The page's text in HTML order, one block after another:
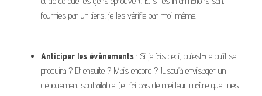
fournies par un tiers, je les vérifie par moi-même.
Anticiper les évènements : Si je fais ceci, qu’est-ce qu’il se
produira ? Et ensuite ? Mais encore ? Jusqu’à envisager un
dénouement souhaitable. Je n’ai pas de meilleur maître que mes